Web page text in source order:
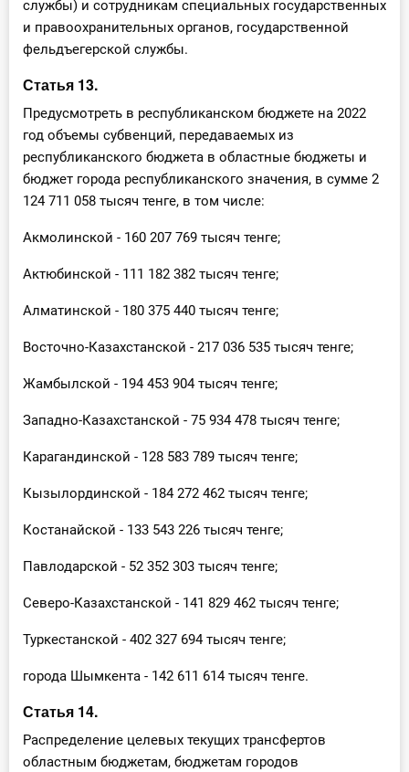
службы) и сотрудникам специальных государственных
и правоохранительных органов, государственной
фельдъегерской службы.
Статья 13.
Предусмотреть в республиканском бюджете на 2022
год объемы субвенций, передаваемых из
республиканского бюджета в областные бюджеты и
бюджет города республиканского значения, в сумме 2
124 711 058 тысяч тенге, в том числе:
Акмолинской - 160 207 769 тысяч тенге;
Актюбинской - 111 182 382 тысяч тенге;
Алматинской - 180 375 440 тысяч тенге;
Восточно-Казахстанской - 217 036 535 тысяч тенге;
Жамбылской - 194 453 904 тысяч тенге;
Западно-Казахстанской - 75 934 478 тысяч тенге;
Карагандинской - 128 583 789 тысяч тенге;
Кызылординской - 184 272 462 тысяч тенге;
Костанайской - 133 543 226 тысяч тенге;
Павлодарской - 52 352 303 тысяч тенге;
Северо-Казахстанской - 141 829 462 тысяч тенге;
Туркестанской - 402 327 694 тысяч тенге;
города Шымкента - 142 611 614 тысяч тенге.
Статья 14.
Распределение целевых текущих трансфертов
областным бюджетам, бюджетам городов